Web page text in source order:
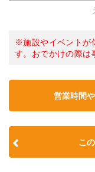
※施設やイベントが
す。おでかけの際は
営業時間
こ